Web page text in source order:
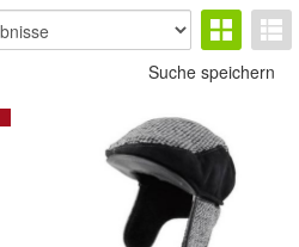
Suche speichern